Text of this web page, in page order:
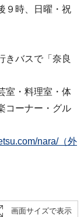
９時、日曜・祝
バスで「奈良
室・料理室・体
コーナー・グル
nara/（外
画面サイズで表示